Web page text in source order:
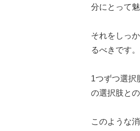
分にとって
それをしっ
るべきです。
1つずつ選択
の選択肢と
このような